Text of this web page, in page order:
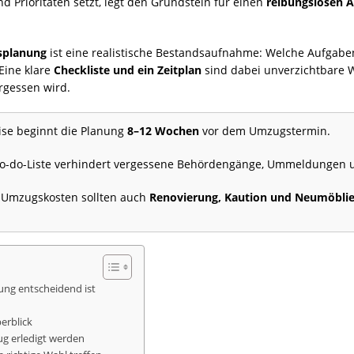
ist eine realistische Bestandsaufnahme: Welche
klare Checkliste und ein Zeitplan sind dabei unverzichtbare
wird.
beginnt die Planung 8–12 Wochen vor dem Umzugstermin.
do-Liste verhindert vergessene Behördengänge, Ummeldungen
sollten auch Renovierung, Kaution und
entscheidend ist
erledigt werden